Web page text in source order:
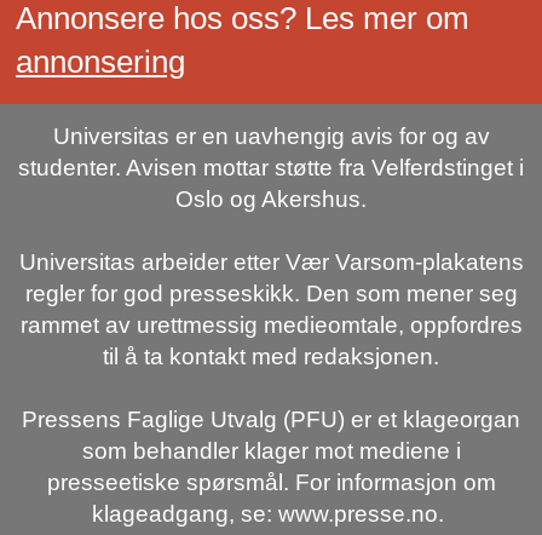
Annonsere hos oss? Les mer om
annonsering
Universitas er en uavhengig avis for og av
studenter. Avisen mottar støtte fra Velferdstinget i
Oslo og Akershus.
Universitas arbeider etter Vær Varsom-plakatens
regler for god presseskikk. Den som mener seg
rammet av urettmessig medieomtale, oppfordres
til å ta kontakt med redaksjonen.
Pressens Faglige Utvalg (PFU) er et klageorgan
som behandler klager mot mediene i
presseetiske spørsmål. For informasjon om
klageadgang, se: www.presse.no.